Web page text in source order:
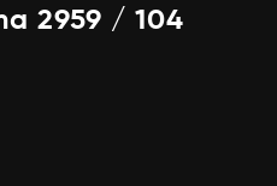
2959 / 104